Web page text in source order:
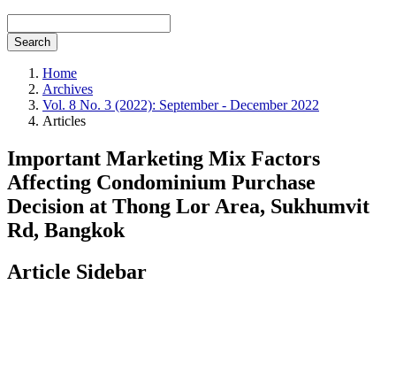
Search
Home
Archives
Vol. 8 No. 3 (2022): September - December 2022
Articles
Important Marketing Mix Factors
Affecting Condominium Purchase
Decision at Thong Lor Area, Sukhumvit
Rd, Bangkok
Article Sidebar